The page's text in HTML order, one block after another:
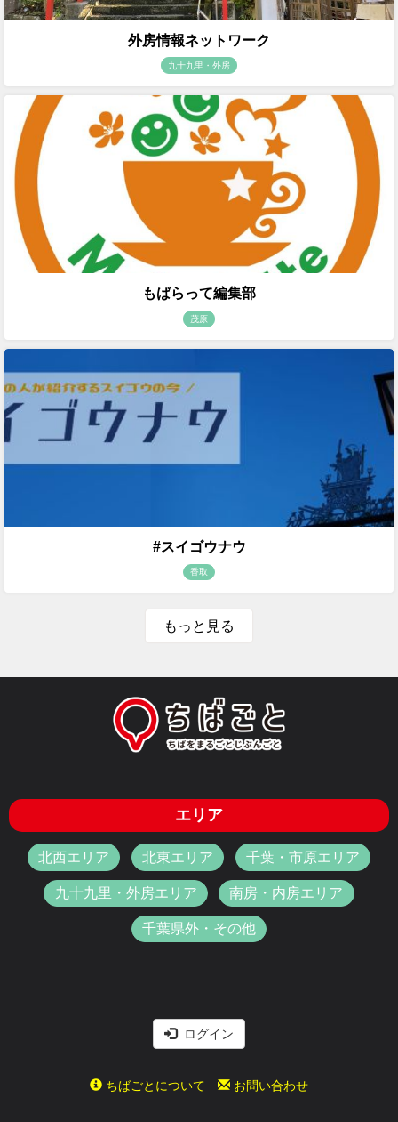
外房情報ネットワーク
九十九里・外房
もばらって編集部
茂原
#スイゴウナウ
香取
もっと見る
エリア
北西エリア 北東エリア 千葉・市原エリア
九十九里・外房エリア 南房・内房エリア
千葉県外・その他
ログイン
ちばごとについて お問い合わせ